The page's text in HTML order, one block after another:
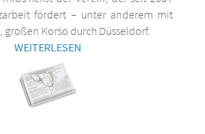
fördert – unter anderem mit
Korso durch Düsseldorf.
WEITERLESEN